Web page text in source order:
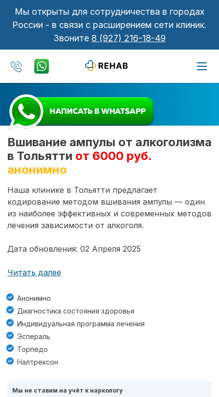
Мы открыты для сотрудничества в городах
России - в связи с расширением сети клиник.
Звоните 8 (927) 216-18-49
Вшивание ампулы от алкоголизма
в Тольятти от 6000 руб.
анонимно
Наша клинике в Тольятти предлагает
кодирование методом вшивания ампулы — один
из наиболее эффективных и современных методов
лечения зависимости от алкоголя.
Дата обновления: 02 Апреля 2025
Читать далее
Анонимно
Диагностика состояния здоровья
Индивидуальная программа лечения
Эспераль
Торпедо
Налтрексон
Мы не ставим на учёт к наркологу